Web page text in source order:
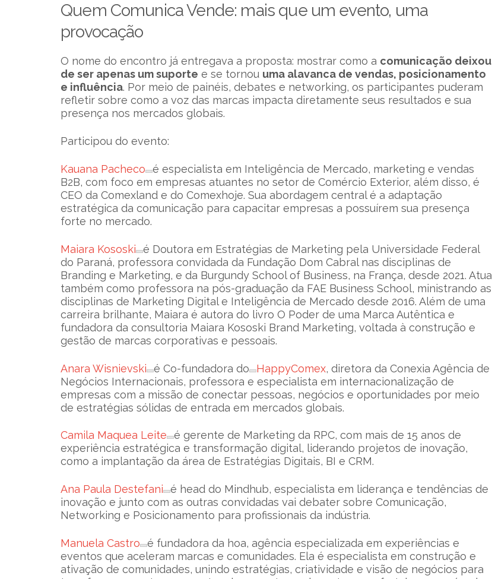
Quem Comunica Vende: mais que um evento, uma
provocação
O nome do encontro já entregava a proposta: mostrar como a comunicação deixou
de ser apenas um suporte e se tornou uma alavanca de vendas, posicionamento
e influência. Por meio de painéis, debates e networking, os participantes puderam
refletir sobre como a voz das marcas impacta diretamente seus resultados e sua
presença nos mercados globais.
Participou do evento:
Kauana Pacheco é especialista em Inteligência de Mercado, marketing e vendas
B2B, com foco em empresas atuantes no setor de Comércio Exterior, além disso, é
CEO da Comexland e do Comexhoje. Sua abordagem central é a adaptação
estratégica da comunicação para capacitar empresas a possuírem sua presença
forte no mercado.
Maiara Kososki é Doutora em Estratégias de Marketing pela Universidade Federal
do Paraná, professora convidada da Fundação Dom Cabral nas disciplinas de
Branding e Marketing, e da Burgundy School of Business, na França, desde 2021. Atua
também como professora na pós-graduação da FAE Business School, ministrando as
disciplinas de Marketing Digital e Inteligência de Mercado desde 2016. Além de uma
carreira brilhante, Maiara é autora do livro O Poder de uma Marca Autêntica e
fundadora da consultoria Maiara Kososki Brand Marketing, voltada à construção e
gestão de marcas corporativas e pessoais.
Anara Wisnievski é Co-fundadora do HappyComex, diretora da Conexia Agência de
Negócios Internacionais, professora e especialista em internacionalização de
empresas com a missão de conectar pessoas, negócios e oportunidades por meio
de estratégias sólidas de entrada em mercados globais.
Camila Maquea Leite é gerente de Marketing da RPC, com mais de 15 anos de
experiência estratégica e transformação digital, liderando projetos de inovação,
como a implantação da área de Estratégias Digitais, BI e CRM.
Ana Paula Destefani é head do Mindhub, especialista em liderança e tendências de
inovação e junto com as outras convidadas vai debater sobre Comunicação,
Networking e Posicionamento para profissionais da indústria.
Manuela Castro é fundadora da hoa, agência especializada em experiências e
eventos que aceleram marcas e comunidades. Ela é especialista em construção e
ativação de comunidades, unindo estratégias, criatividade e visão de negócios para